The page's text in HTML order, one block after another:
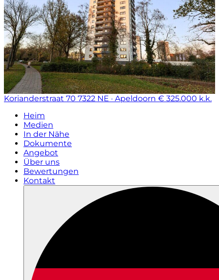
Korianderstraat 70 7322 NE · Apeldoorn € 325.000 k.k.
Heim
Medien
In der Nähe
Dokumente
Angebot
Über uns
Bewertungen
Kontakt